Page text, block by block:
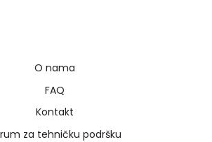
O nama
FAQ
Kontakt
za tehničku podršku